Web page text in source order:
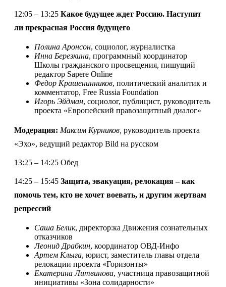
12:05 – 13:25 Какое будущее ждет Россию. Наступит
ли прекрасная Россия будущего
Полина Аронсон, социолог, журналистка
Инна Березкина, программный координатор
Школы гражданского просвещения, пишущий
редактор Sapere Online
Федор Крашенинников, политический аналитик и
комментатор, Free Russia Foundation
Игорь Эйдман, социолог, публицист, руководитель
проекта «Европейский правозащитный диалог»
Модерация: Максим Курников, руководитель проекта
«Эхо», ведущий редактор Bild на русском
13:25 – 14:25 Обед
14:25 – 15:45 Защита, эвакуация, релокация – как
помочь тем, кто не хочет воевать, и другим жертвам
репрессий
Саша Белик, директор:ка Движения сознательных
отказчиков
Леонид Драбкин, координатор ОВД-Инфо
Артем Клыга, юрист, заместитель главы отдела
релокации проекта «Горизонты»
Екатерина Литвинова, участница правозащитной
инициативы «Зона солидарности»